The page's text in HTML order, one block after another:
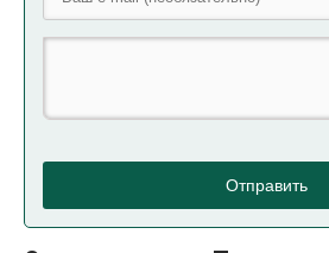
Отправить